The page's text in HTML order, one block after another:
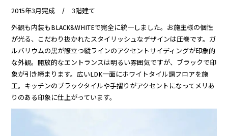
2015年3月完成 / 3階建て
外観も内装もBLACK&WHITEで完全に統一しました。お施主様の個性
が光る、こだわり抜かれたスタイリッシュなデザインは圧巻です。ガ
ルバリウムの黒が際立つ縦ラインのアクセントサイディングが印象的
な外観。開放的なエントランスは明るい雰囲気ですが、ブラックで印
象が引き締まります。広いLDK一面にホワイトタイル調フロアを施
工。キッチンのブラックタイルや手摺りがアクセントになってメリあ
りのある印象に仕上がっています。